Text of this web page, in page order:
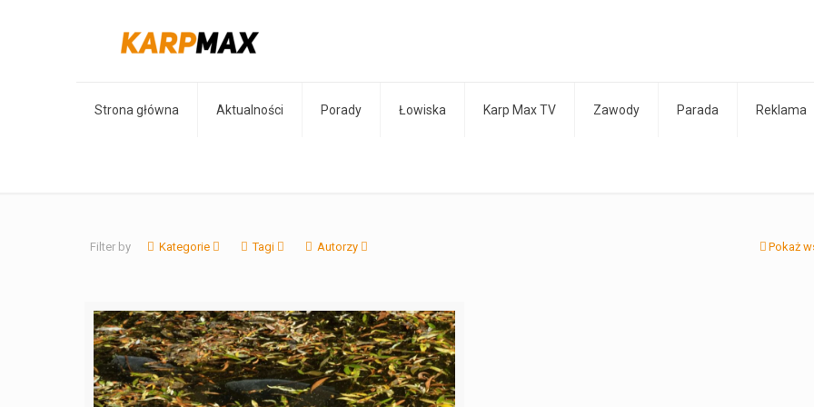
Strona główna Aktualności Porady Łowiska Karp Max TV Zawody Parada Reklama
Filter by Kategorie Tagi Autorzy Pokaż